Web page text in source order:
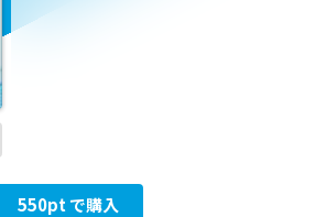
550pt で購入